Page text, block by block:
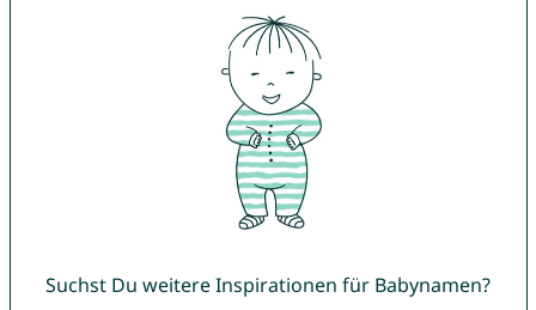
Suchst Du weitere Inspirationen für Babynamen?